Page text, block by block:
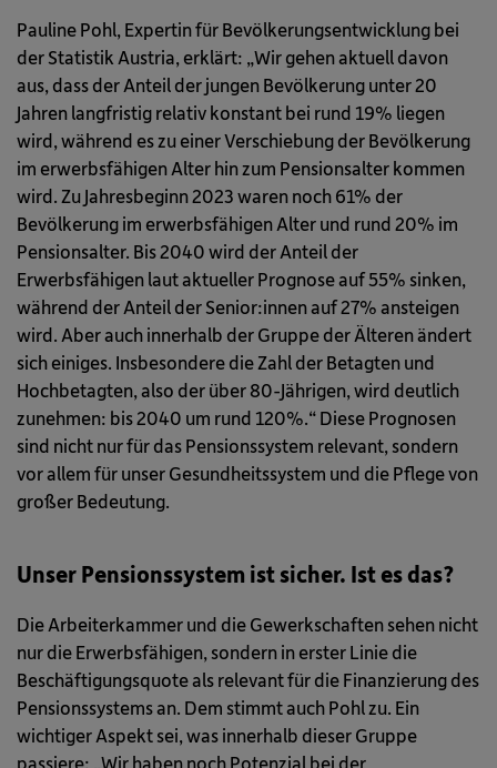
Pauline Pohl, Expertin für Bevölkerungsentwicklung bei
der Statistik Austria, erklärt: „Wir gehen aktuell davon
aus, dass der Anteil der jungen Bevölkerung unter 20
Jahren langfristig relativ konstant bei rund 19% liegen
wird, während es zu einer Verschiebung der Bevölkerung
im erwerbsfähigen Alter hin zum Pensionsalter kommen
wird. Zu Jahresbeginn 2023 waren noch 61% der
Bevölkerung im erwerbsfähigen Alter und rund 20% im
Pensionsalter. Bis 2040 wird der Anteil der
Erwerbsfähigen laut aktueller Prognose auf 55% sinken,
während der Anteil der Senior:innen auf 27% ansteigen
wird. Aber auch innerhalb der Gruppe der Älteren ändert
sich einiges. Insbesondere die Zahl der Betagten und
Hochbetagten, also der über 80-Jährigen, wird deutlich
zunehmen: bis 2040 um rund 120%.“ Diese Prognosen
sind nicht nur für das Pensionssystem relevant, sondern
vor allem für unser Gesundheitssystem und die Pflege von
großer Bedeutung.
Unser Pensionssystem ist sicher. Ist es das?
Die Arbeiterkammer und die Gewerkschaften sehen nicht
nur die Erwerbsfähigen, sondern in erster Linie die
Beschäftigungsquote als relevant für die Finanzierung des
Pensionssystems an. Dem stimmt auch Pohl zu. Ein
wichtiger Aspekt sei, was innerhalb dieser Gruppe